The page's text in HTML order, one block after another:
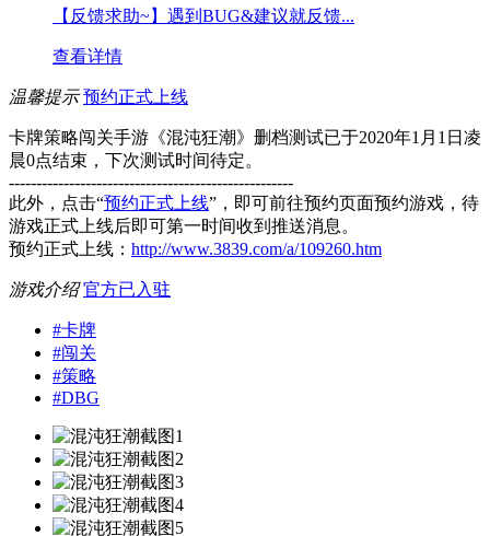
【反馈求助~】遇到BUG&建议就反馈...
查看详情
温馨提示 预约正式上线
卡牌策略闯关手游《混沌狂潮》删档测试已于2020年1月1日凌
晨0点结束，下次测试时间待定。
----------------------------------------------------
此外，点击“预约正式上线”，即可前往预约页面预约游戏，待
游戏正式上线后即可第一时间收到推送消息。
预约正式上线： http://www.3839.com/a/109260.htm
游戏介绍 官方已入驻
#卡牌
#闯关
#策略
#DBG